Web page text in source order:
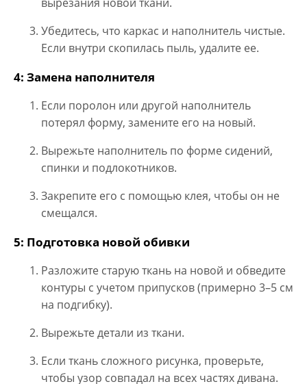
Убедитесь, что каркас и наполнитель чистые.
Если внутри скопилась пыль, удалите ее.
4: Замена наполнителя
Если поролон или другой наполнитель
потерял форму, замените его на новый.
Вырежьте наполнитель по форме сидений,
спинки и подлокотников.
Закрепите его с помощью клея, чтобы он не
смещался.
5: Подготовка новой обивки
Разложите старую ткань на новой и обведите
контуры с учетом припусков (примерно 3–5 см
на подгибку).
Вырежьте детали из ткани.
Если ткань сложного рисунка, проверьте,
чтобы узор совпадал на всех частях дивана.